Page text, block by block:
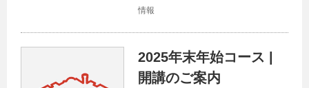
情報
2025年末年始コース |
開講のご案内